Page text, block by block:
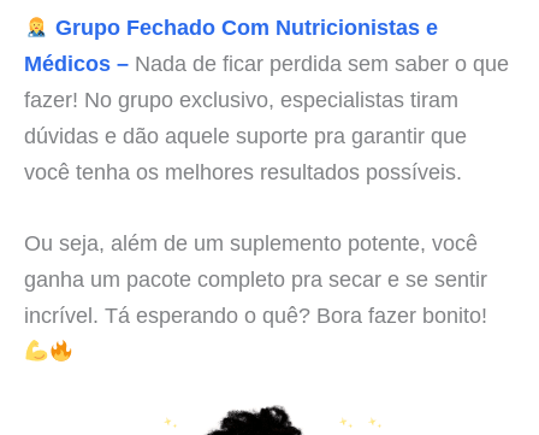
Grupo Fechado Com Nutricionistas e
Médicos – Nada de ficar perdida sem saber o que
fazer! No grupo exclusivo, especialistas tiram
dúvidas e dão aquele suporte pra garantir que
você tenha os melhores resultados possíveis.
Ou seja, além de um suplemento potente, você
ganha um pacote completo pra secar e se sentir
incrível. Tá esperando o quê? Bora fazer bonito!